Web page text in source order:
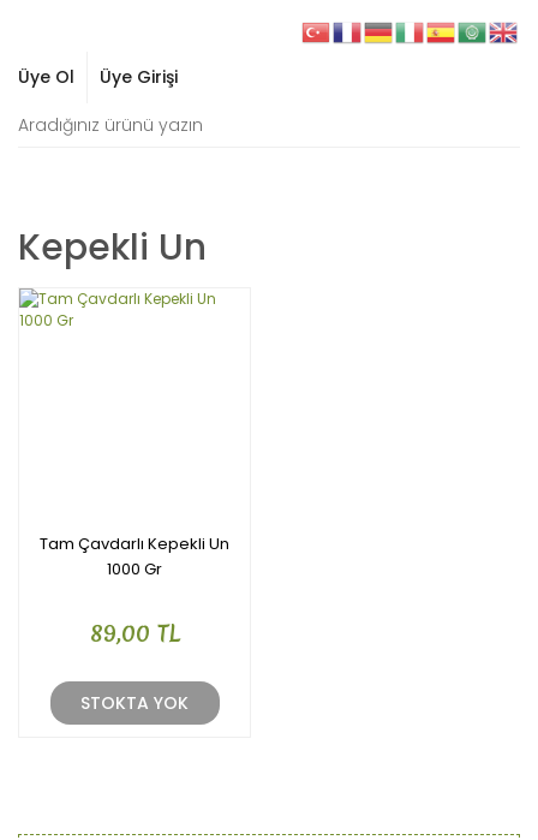
Üye Ol Üye Girişi
Kepekli Un
Tam Çavdarlı Kepekli Un
1000 Gr
89,00 TL
STOKTA YOK